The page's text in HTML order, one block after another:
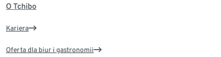
O Tchibo
Kariera
Oferta dla biur i gastronomii